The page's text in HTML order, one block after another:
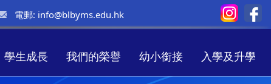
電郵: info@blbyms.edu.hk
學生成長 我們的榮譽 幼小銜接 入學及升學